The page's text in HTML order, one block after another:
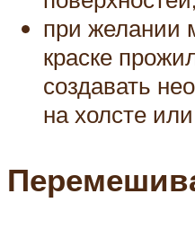
при желании
краске
создавать
на холсте